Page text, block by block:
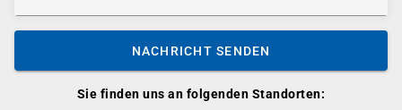
Sie finden uns an folgenden Standorten:
NACHRICHT SENDEN